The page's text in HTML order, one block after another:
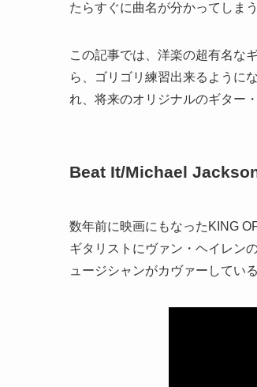
たらすぐに曲名が分かってしま
この記事では、洋楽の超有名な
ら、ゴリゴリ練習出来るように
れ、将来のオリジナルのギター
Beat It/Michael
数年前に映画にもなったKING
ギタリストにヴァン・ヘイレン
ュージシャンがカヴァーしてい